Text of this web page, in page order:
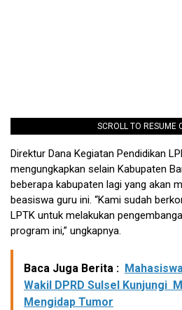
SCROLL TO RESUME
Direktur Dana Kegiatan Pendidikan
mengungkapkan selain Kabupaten
beberapa kabupaten lagi yang akan
beasiswa guru ini. “Kami sudah
LPTK untuk melakukan
program ini,” ungkapnya.
Baca Juga Berita :
Wakil DPRD Sulsel Kunjungi
Mengidap Tumor